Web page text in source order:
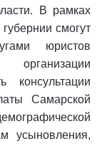
В рамках
смогут
юристов
консультации
Самарской
усыновления,